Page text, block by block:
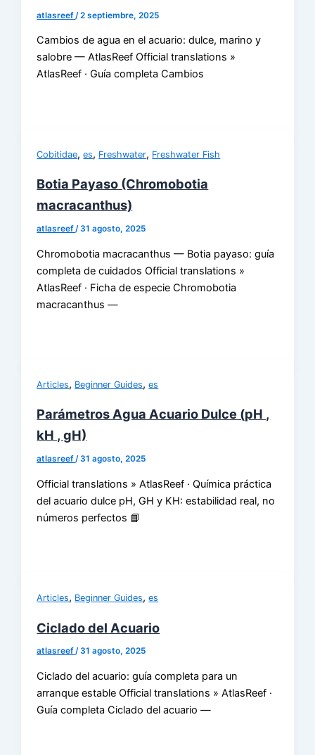
atlasreef /2 septiembre, 2025
Cambios de agua en el acuario: dulce, marino y
salobre — AtlasReef Official translations »
AtlasReef · Guía completa Cambios
Cobitidae,es, Freshwater, Freshwater Fish
Botia Payaso (Chromobotia
macracanthus)
atlasreef/31 agosto, 2025
Chromobotia macracanthus — Botia payaso: guía
completa de cuidados Official translations »
AtlasReef · Ficha de especie Chromobotia
macracanthus —
Articles, Beginner Guides,es
Parámetros Agua Acuario Dulce (pH ,
kH , gH)
atlasreef/31 agosto, 2025
Official translations » AtlasReef · Química práctica
del acuario dulce pH, GH y KH: estabilidad real, no
números perfectos 📘
Articles, Beginner Guides,es
Ciclado del Acuario
atlasreef/31 agosto, 2025
Ciclado del acuario: guía completa para un
arranque estable Official translations » AtlasReef ·
Guía completa Ciclado del acuario —